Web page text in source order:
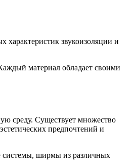
характеристик звукоизоляции и
материал обладает своими
среду. Существует множество
предпочтений и
системы, ширмы из различных